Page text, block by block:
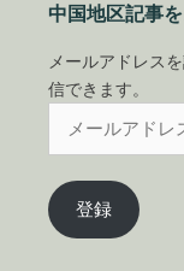
中国地区記事
メールアドレス
信できます。
ア
ド
登録